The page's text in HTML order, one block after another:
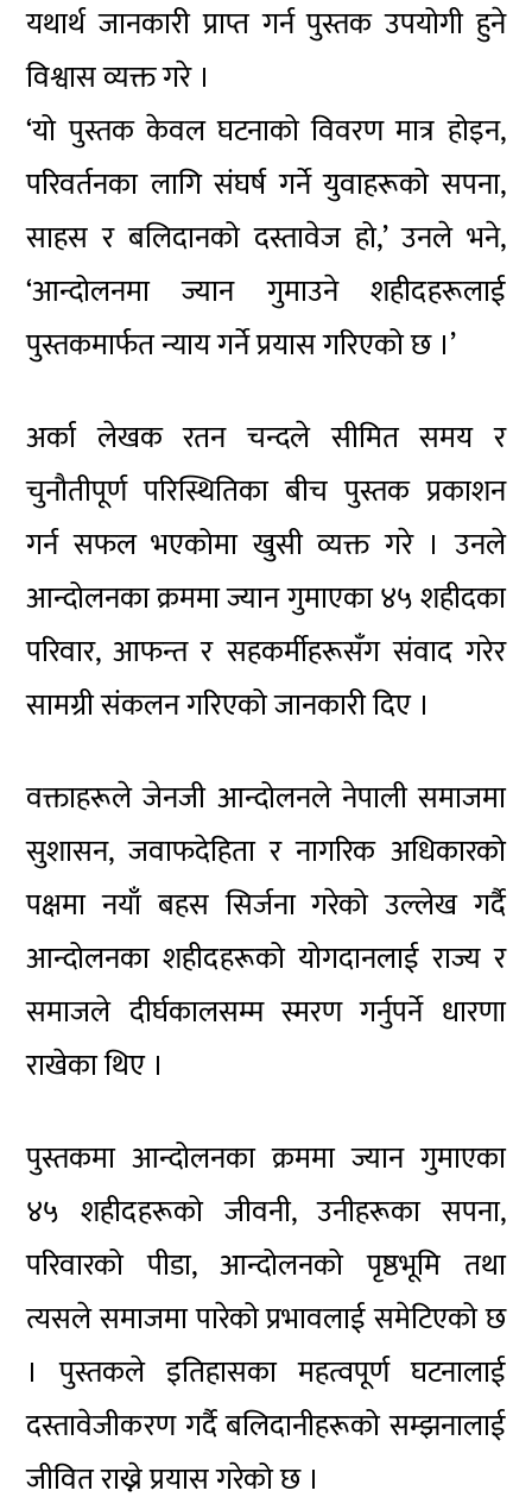
यथार्थ जानकारी प्राप्त गर्न पुस्तक उपयोगी हुने
विश्वास व्यक्त गरे ।
‘यो पुस्तक केवल घटनाको विवरण मात्र होइन,
परिवर्तनका लागि संघर्ष गर्ने युवाहरूको सपना,
साहस र बलिदानको दस्तावेज हो,’ उनले भने,
‘आन्दोलनमा ज्यान गुमाउने शहीदहरूलाई
पुस्तकमार्फत न्याय गर्ने प्रयास गरिएको छ ।’
अर्का लेखक रतन चन्दले सीमित समय र
चुनौतीपूर्ण परिस्थितिका बीच पुस्तक प्रकाशन
गर्न सफल भएकोमा खुसी व्यक्त गरे । उनले
आन्दोलनका क्रममा ज्यान गुमाएका ४५ शहीदका
परिवार, आफन्त र सहकर्मीहरूसँग संवाद गरेर
सामग्री संकलन गरिएको जानकारी दिए ।
वक्ताहरूले जेनजी आन्दोलनले नेपाली समाजमा
सुशासन, जवाफदेहिता र नागरिक अधिकारको
पक्षमा नयाँ बहस सिर्जना गरेको उल्लेख गर्दै
आन्दोलनका शहीदहरूको योगदानलाई राज्य र
समाजले दीर्घकालसम्म स्मरण गर्नुपर्ने धारणा
राखेका थिए ।
पुस्तकमा आन्दोलनका क्रममा ज्यान गुमाएका
४५ शहीदहरूको जीवनी, उनीहरूका सपना,
परिवारको पीडा, आन्दोलनको पृष्ठभूमि तथा
त्यसले समाजमा पारेको प्रभावलाई समेटिएको छ
। पुस्तकले इतिहासका महत्वपूर्ण घटनालाई
दस्तावेजीकरण गर्दै बलिदानीहरूको सम्झनालाई
जीवित राख्ने प्रयास गरेको छ ।